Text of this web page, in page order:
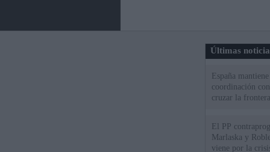
Últimas
España
coordinación
cruzar la
El PP
Marlaska y
viene por la